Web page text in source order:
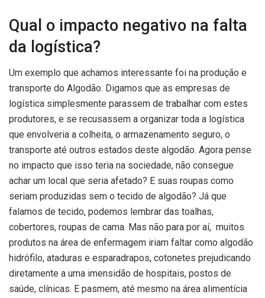
Qual o impacto negativo na falta
da logística?
Um exemplo que achamos interessante foi na produção e
transporte do Algodão. Digamos que as empresas de
logística simplesmente parassem de trabalhar com estes
produtores, e se recusassem a organizar toda a logística
que envolveria a colheita, o armazenamento seguro, o
transporte até outros estados deste algodão. Agora pense
no impacto que isso teria na sociedade, não consegue
achar um local que seria afetado? E suas roupas como
seriam produzidas sem o tecido de algodão? Já que
falamos de tecido, podemos lembrar das toalhas,
cobertores, roupas de cama. Mas não para por aí, muitos
produtos na área de enfermagem iriam faltar como algodão
hidrófilo, ataduras e esparadrapos, cotonetes prejudicando
diretamente a uma imensidão de hospitais, postos de
saúde, clínicas. E pasmem, até mesmo na área alimentícia